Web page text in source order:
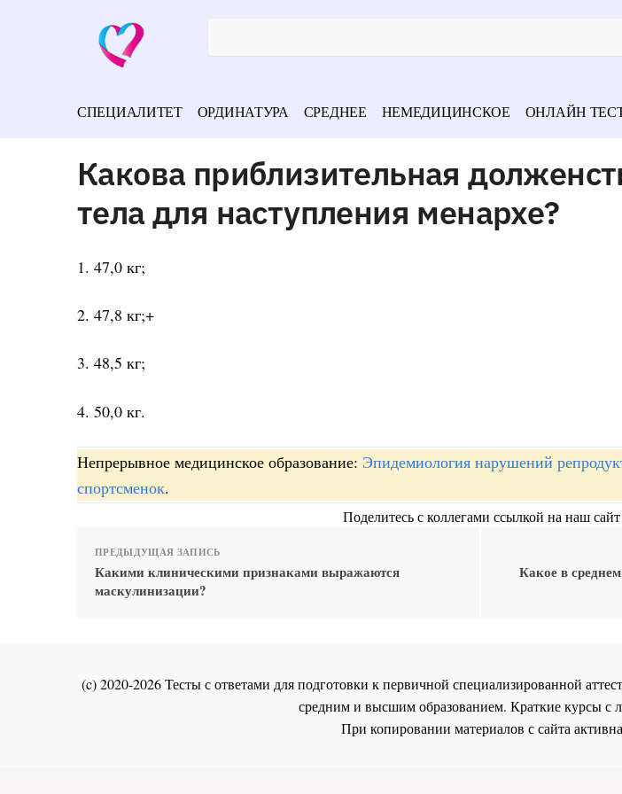
СПЕЦИАЛИТЕТ ОРДИНАТУРА СРЕДНЕЕ НЕМЕДИЦИНСКОЕ ОНЛАЙН
Какова приблизительная
тела для наступления менархе?
1. 47,0 кг;
2. 47,8 кг;+
3. 48,5 кг;
4. 50,0 кг.
Непрерывное медицинское образование: Эпидемиология нарушений
спортсменок.
Поделитесь с коллегами ссылкой на наш сайт
ПРЕДЫДУЩАЯ ЗАПИСЬ
Какими клиническими признаками выражаются
маскулинизации?
Какое в
(c) 2020-2026 Тесты с ответами для подготовки к первичной специализированной
средним и высшим образованием. Краткие курсы с
При копировании материалов с сайта